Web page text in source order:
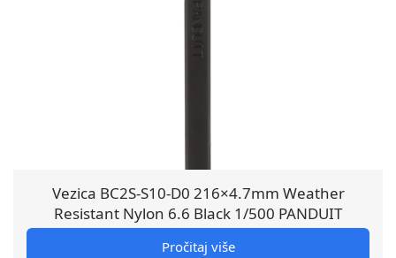
Vezica BC2S-S10-D0 216×4.7mm Weather
Resistant Nylon 6.6 Black 1/500 PANDUIT
Pročitaj više